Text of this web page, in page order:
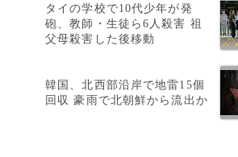
タイの学校で10代少年が発
砲、教師・生徒ら6人殺害 祖
父母殺害した後移動
韓国、北西部沿岸で地雷15個
回収 豪雨で北朝鮮から流出か